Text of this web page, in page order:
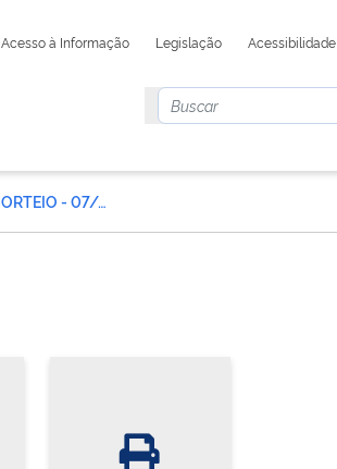
Acesso à Informação Legislação Acessibilidade
SESSÃO PÚBLICA DE SORTEIO - 07/08/2024